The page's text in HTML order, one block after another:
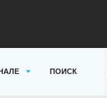
ПОИСК